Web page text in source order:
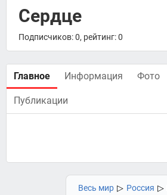
Сердце
Подписчиков: 0, рейтинг: 0
Главное Информация Фото
Публикации
Весь мир ▷ Россия ▷